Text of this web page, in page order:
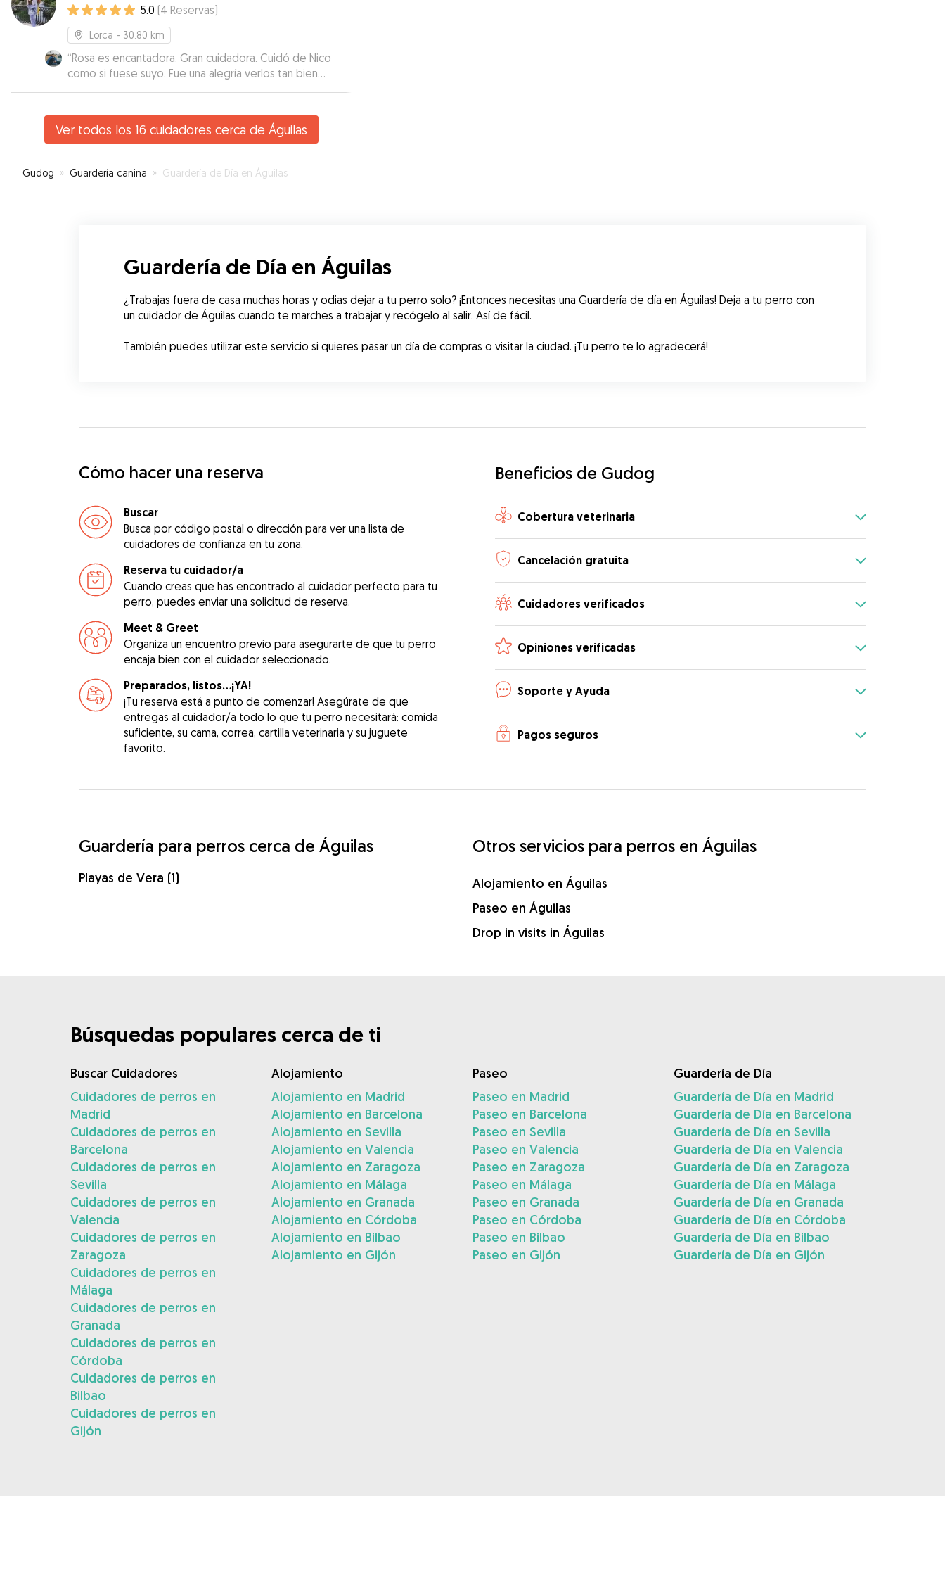
cuatro patitas, a sido paciente, cariñoso y juguetón con
Kala, le a dejado apoderase de su casa, su camita y
hasta de sus juguetes… una excelente y ejemplar
compañía para cualquier otro perrito. David es una
persona de la máxima confianza y recomendable 100%
Muchísimas gracias David.”
5.0 (4 Reservas)
Lorca - 30.80 km
“Rosa es encantadora. Gran cuidadora. Cuidó de Nico
como si fuese suyo. Fue una alegría verlos tan bien
juntos.”
Ver todos los 16 cuidadores cerca de Águilas
Gudog » Guardería canina » Guardería de Día en Águilas
Guardería de Día en Águilas
¿Trabajas fuera de casa muchas horas y odias dejar a tu perro solo? ¡Entonces necesitas una Guardería de día en Águilas! Deja a tu perro con
un cuidador de Águilas cuando te marches a trabajar y recógelo al salir. Así de fácil.
También puedes utilizar este servicio si quieres pasar un día de compras o visitar la ciudad. ¡Tu perro te lo agradecerá!
Cómo hacer una reserva
Buscar
Busca por código postal o dirección para ver una lista de
cuidadores de confianza en tu zona.
Reserva tu cuidador/a
Cuando creas que has encontrado al cuidador perfecto para tu
perro, puedes enviar una solicitud de reserva.
Meet & Greet
Organiza un encuentro previo para asegurarte de que tu perro
encaja bien con el cuidador seleccionado.
Preparados, listos...¡YA!
¡Tu reserva está a punto de comenzar! Asegúrate de que
entregas al cuidador/a todo lo que tu perro necesitará: comida
suficiente, su cama, correa, cartilla veterinaria y su juguete
favorito.
Beneficios de Gudog
Cobertura veterinaria
Cancelación gratuita
Cuidadores verificados
Opiniones verificadas
Soporte y Ayuda
Pagos seguros
Guardería para perros cerca de Águilas
Playas de Vera (1)
Otros servicios para perros en Águilas
Alojamiento en Águilas
Paseo en Águilas
Drop in visits in Águilas
Búsquedas populares cerca de ti
Buscar Cuidadores
Cuidadores de perros en
Madrid
Cuidadores de perros en
Barcelona
Cuidadores de perros en
Sevilla
Cuidadores de perros en
Valencia
Cuidadores de perros en
Zaragoza
Cuidadores de perros en
Málaga
Cuidadores de perros en
Granada
Cuidadores de perros en
Córdoba
Cuidadores de perros en
Bilbao
Cuidadores de perros en
Gijón
Alojamiento
Alojamiento en Madrid
Alojamiento en Barcelona
Alojamiento en Sevilla
Alojamiento en Valencia
Alojamiento en Zaragoza
Alojamiento en Málaga
Alojamiento en Granada
Alojamiento en Córdoba
Alojamiento en Bilbao
Alojamiento en Gijón
Paseo
Paseo en Madrid
Paseo en Barcelona
Paseo en Sevilla
Paseo en Valencia
Paseo en Zaragoza
Paseo en Málaga
Paseo en Granada
Paseo en Córdoba
Paseo en Bilbao
Paseo en Gijón
Guardería de Día
Guardería de Día en Madrid
Guardería de Día en Barcelona
Guardería de Día en Sevilla
Guardería de Día en Valencia
Guardería de Día en Zaragoza
Guardería de Día en Málaga
Guardería de Día en Granada
Guardería de Día en Córdoba
Guardería de Día en Bilbao
Guardería de Día en Gijón